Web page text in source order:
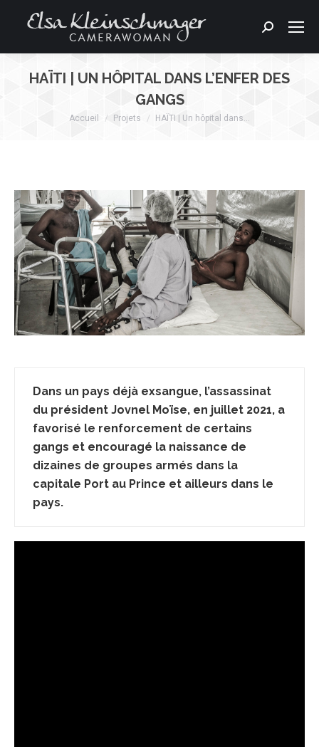
Search:
HAÏTI | UN HÔPITAL DANS L’ENFER DES
GANGS
Vous êtes ici :
Accueil Projets HAÏTI | Un hôpital dans…
Dans un pays déjà exsangue, l’assassinat
du président Jovnel Moïse, en juillet 2021, a
favorisé le renforcement de certains
gangs et encouragé la naissance de
dizaines de groupes armés dans la
capitale Port au Prince et ailleurs dans le
pays.